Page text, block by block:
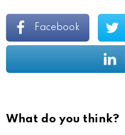
Facebook
What do you think?